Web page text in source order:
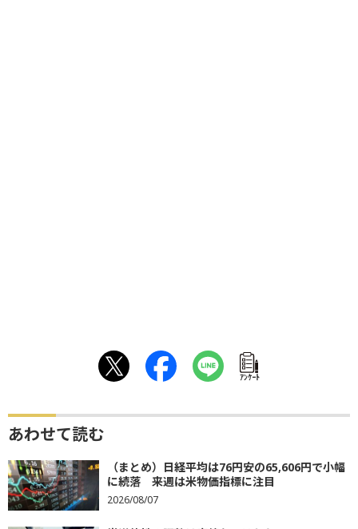
ｱﾝｹｰﾄ
あわせて読む
（まとめ）日経平均は76円安の65,606円で小幅
に続落 来週は米物価指標に注目
2026/08/07